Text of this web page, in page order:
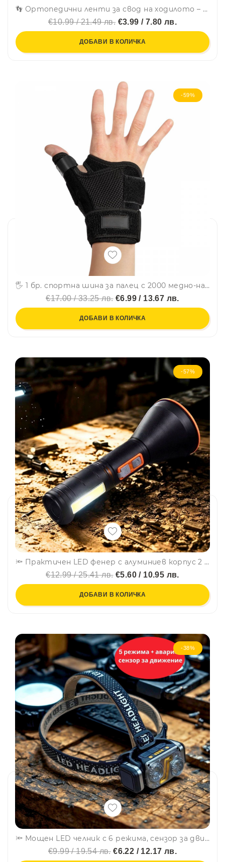
👣 Ортопедични ленти за свод на ходилото – стабилност и комфорт при всяка крачка (комплект 2 бр.) - 7145
€10.99 / 21.49 лв. €3.99 / 7.80 лв.
ДОБАВИ В КОЛИЧКА
-59%
🖐 1 бр. спортна шина за палец с 2000 медно-найлонови влакна – стабилизация, компресия и облекчение при артрит, тендинит и болки в ставите
€17.00 / 33.25 лв.€6.99 / 13.67 лв.
ДОБАВИ В КОЛИЧКА
-57%
🔦 Практичен LED фенер с алуминиев корпус 2 в 1 с 2 режима и странична работна лампа-FA-8025C
€12.99 / 25.41 лв.€5.60 / 10.95 лв.
ДОБАВИ В КОЛИЧКА
-38%
🔦 Мощен LED челник с 6 режима, сензор за движение и магнит за ползване като работна лампа, авариен режим-HX-T70S
€9.99 / 19.54 лв.€6.22 / 12.17 лв.